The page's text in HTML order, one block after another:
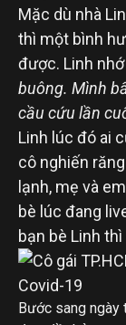
Mặc dù nhà
thì một bình
được. Linh nhớ
buông. Mình
cầu cứu lần
Linh lúc đó ai
cô nghiến
lạnh, mẹ và
bè lúc đang
bạn bè Linh
Bước sang ngày